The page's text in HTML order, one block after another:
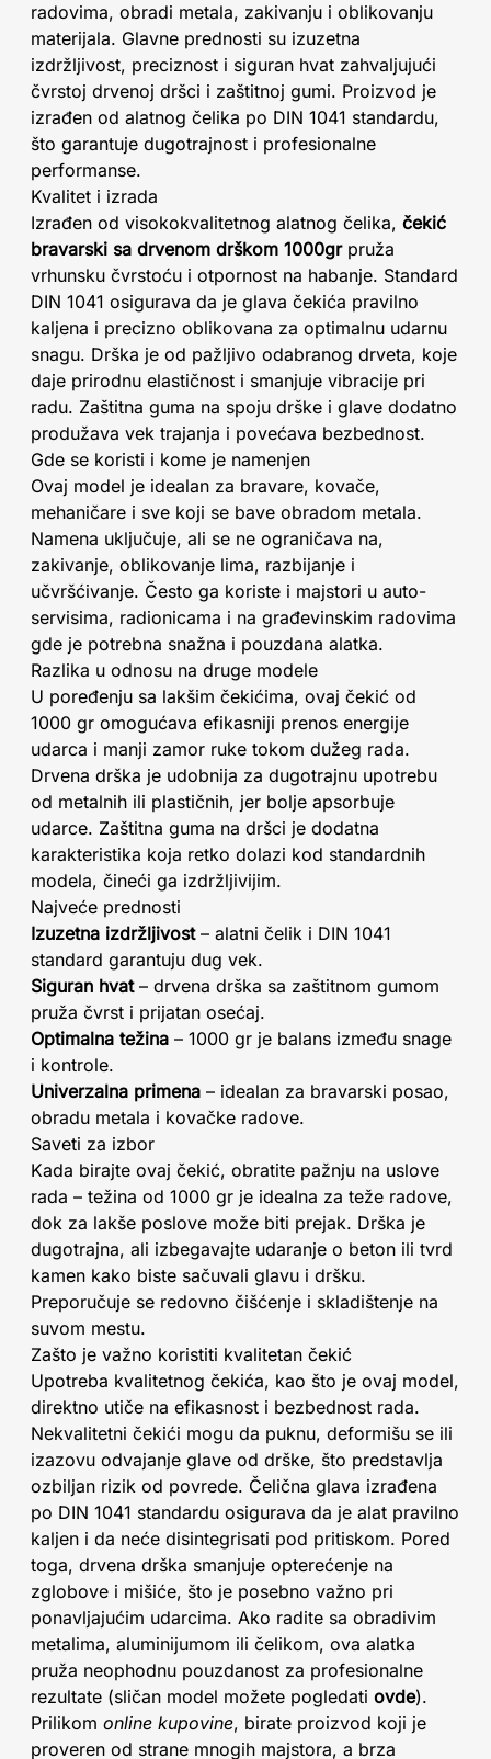
radovima, obradi metala, zakivanju i oblikovanju
materijala. Glavne prednosti su izuzetna
izdržljivost, preciznost i siguran hvat zahvaljujući
čvrstoj drvenoj dršci i zaštitnoj gumi. Proizvod je
izrađen od alatnog čelika po DIN 1041 standardu,
što garantuje dugotrajnost i profesionalne
performanse.
Kvalitet i izrada
Izrađen od visokokvalitetnog alatnog čelika, čekić
bravarski sa drvenom drškom 1000grpruža
vrhunsku čvrstoću i otpornost na habanje. Standard
DIN 1041 osigurava da je glava čekića pravilno
kaljena i precizno oblikovana za optimalnu udarnu
snagu. Drška je od pažljivo odabranog drveta, koje
daje prirodnu elastičnost i smanjuje vibracije pri
radu. Zaštitna guma na spoju drške i glave dodatno
produžava vek trajanja i povećava bezbednost.
Gde se koristi i kome je namenjen
Ovaj model je idealan za bravare, kovače,
mehaničare i sve koji se bave obradom metala.
Namena uključuje, ali se ne ograničava na,
zakivanje, oblikovanje lima, razbijanje i
učvršćivanje. Često ga koriste i majstori u auto-
servisima, radionicama i na građevinskim radovima
gde je potrebna snažna i pouzdana alatka.
Razlika u odnosu na druge modele
U poređenju sa lakšim čekićima, ovaj čekić od
1000 gr omogućava efikasniji prenos energije
udarca i manji zamor ruke tokom dužeg rada.
Drvena drška je udobnija za dugotrajnu upotrebu
od metalnih ili plastičnih, jer bolje apsorbuje
udarce. Zaštitna guma na dršci je dodatna
karakteristika koja retko dolazi kod standardnih
modela, čineći ga izdržljivijim.
Najveće prednosti
Izuzetna izdržljivost– alatni čelik i DIN 1041
standard garantuju dug vek.
Siguran hvat– drvena drška sa zaštitnom gumom
pruža čvrst i prijatan osećaj.
Optimalna težina – 1000 gr je balans između snage
i kontrole.
Univerzalna primena – idealan za bravarski posao,
obradu metala i kovačke radove.
Saveti za izbor
Kada birajte ovaj čekić, obratite pažnju na uslove
rada – težina od 1000 gr je idealna za teže radove,
dok za lakše poslove može biti prejak. Drška je
dugotrajna, ali izbegavajte udaranje o beton ili tvrd
kamen kako biste sačuvali glavu i dršku.
Preporučuje se redovno čišćenje i skladištenje na
suvom mestu.
Zašto je važno koristiti kvalitetan čekić
Upotreba kvalitetnog čekića, kao što je ovaj model,
direktno utiče na efikasnost i bezbednost rada.
Nekvalitetni čekići mogu da puknu, deformišu se ili
izazovu odvajanje glave od drške, što predstavlja
ozbiljan rizik od povrede. Čelična glava izrađena
po DIN 1041 standardu osigurava da je alat pravilno
kaljen i da neće disintegrisati pod pritiskom. Pored
toga, drvena drška smanjuje opterećenje na
zglobove i mišiće, što je posebno važno pri
ponavljajućim udarcima. Ako radite sa obradivim
metalima, aluminijumom ili čelikom, ova alatka
pruža neophodnu pouzdanost za profesionalne
rezultate (sličan model možete pogledati ovde).
Prilikom online kupovine, birate proizvod koji je
proveren od strane mnogih majstora, a brza